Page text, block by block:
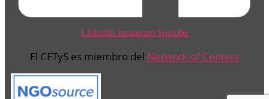
Linkedin Instagram Youtube
El CETyS es miembro del Network of Centers